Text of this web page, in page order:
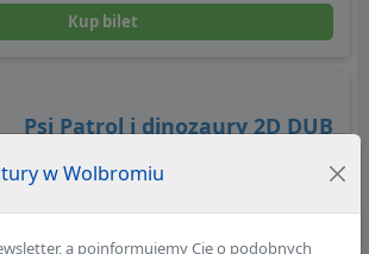
Kup bilet
Psi Patrol i dinozaury 2D DUB
ul. Leśna 2, 32-340, Wolbrom
w Wolbromiu
a poinformujemy Cię o podobnych